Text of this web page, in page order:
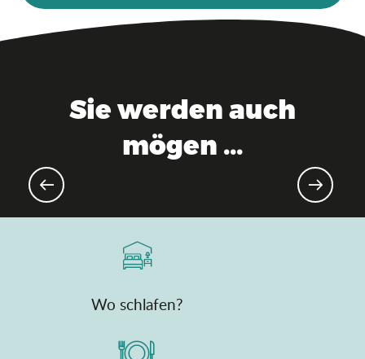
Sie werden auch
mögen ...
Wo schlafen?